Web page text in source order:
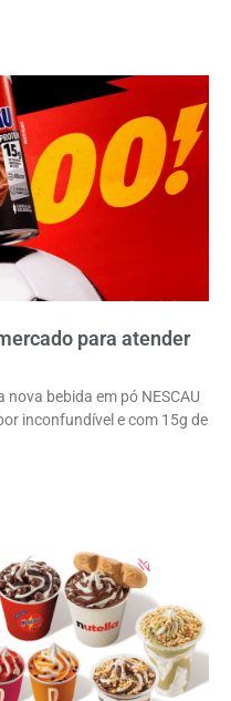
para atender
bebida em pó NESCAU
inconfundível e com 15g de